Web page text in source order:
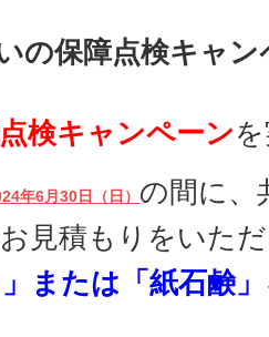
の保障点検キャ
検キャンペーン
年6月30日（日） の間に、
見積もりをいた
または「紙石鹸」